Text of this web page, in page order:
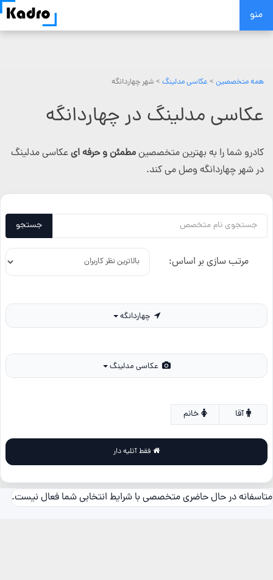
Skip
منو
همه متخصصین > عکاسی مدلینگ > شهر چهاردانگه
عکاسی مدلینگ در چهاردانگه
کادرو شما را به بهترین متخصصینمطمئن و حرفه ایعکاسی مدلینگ
در شهر چهاردانگه وصل می کند.
جستجو
مرتب سازی بر اساس:
خانم
متاسفانه در حال حاضری متخصصی با شرایط انتخابی شما فعال نیست.